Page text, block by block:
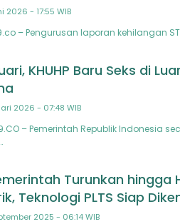
2026 - 17:55 WIB
– Pengurusan laporan kehilangan
KHUHP Baru Seks di
2026 - 07:48 WIB
– Pemerintah Republik Indonesia
Turunkan hingga
Teknologi PLTS Siap
2025 - 06:14 WIB